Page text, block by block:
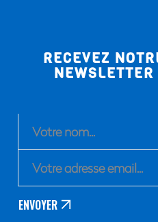
RECEVEZ
NEWSLETTER
ENVOYER